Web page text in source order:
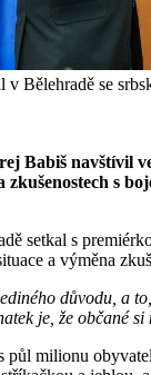
v Bělehradě se
Babiš navštívil
zkušenostech s
setkal s
a výměna
důvodu, a
je, že občané
půl milionu